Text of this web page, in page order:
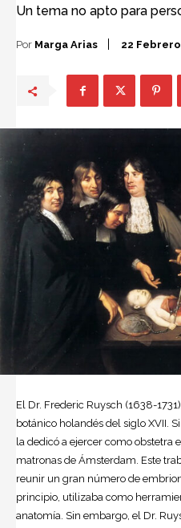
Un tema no apto para
Por Marga Arias 22
El Dr. Frederic Ruysch (1638-
botánico holandés del siglo XVII.
la dedicó a ejercer como obstetra
matronas de Ámsterdam. Este
reunir un gran número de
principio, utilizaba como
anatomía. Sin embargo, el Dr.